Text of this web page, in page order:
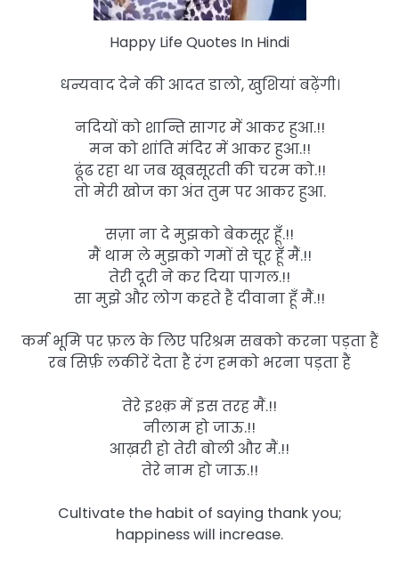
Happy Life Quotes In Hindi
धन्यवाद देने की आदत डालो, खुशियां बढ़ेंगी।
नदियों को शान्ति सागर में आकर हुआ.!!
मन को शांति मंदिर में आकर हुआ.!!
ढूंढ रहा था जब खूबसूरती की चरम को.!!
तो मेरी खोज का अंत तुम पर आकर हुआ.
सज़ा ना दे मुझको बेकसूर हूँ.!!
मैं थाम ले मुझको गमों से चूर हूँ मैं.!!
तेरी दूरी ने कर दिया पागल.!!
सा मुझे और लोग कहते हैं दीवाना हूँ मैं.!!
कर्म भूमि पर फ़ल के लिए परिश्रम सबको करना पड़ता हैं
रब सिर्फ़ लकीरें देता हैं रंग हमको भरना पड़ता हैं
तेरे इश्क़ में इस तरह मैं.!!
नीलाम हो जाऊ.!!
आख़री हो तेरी बोली और मैं.!!
तेरे नाम हो जाऊ.!!
Cultivate the habit of saying thank you;
happiness will increase.